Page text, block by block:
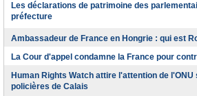
Les déclarations de patrimoine des
préfecture
Ambassadeur de France en Hongrie : qui est
La Cour d'appel condamne la France pour
Human Rights Watch attire l'attention de
policières de Calais